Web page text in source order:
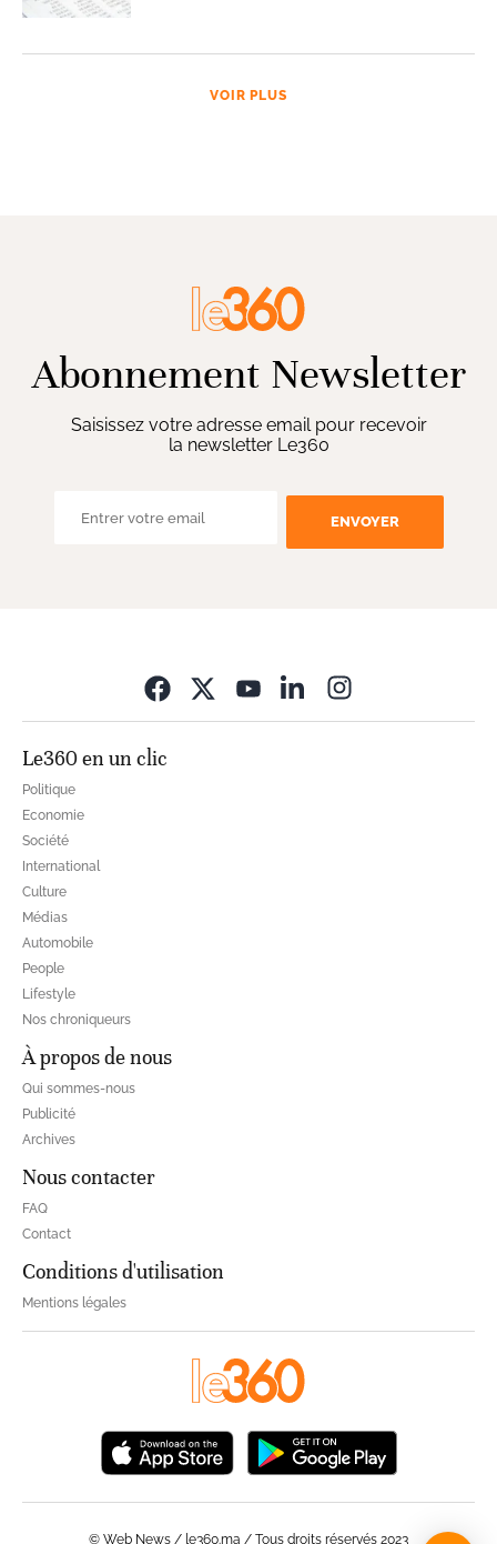
VOIR PLUS
Abonnement Newsletter
Saisissez votre adresse email pour recevoir
la newsletter Le360
ENVOYER
Le360 en un clic
Politique
Economie
Société
International
Culture
Médias
Automobile
People
Lifestyle
Nos chroniqueurs
À propos de nous
Qui sommes-nous
Publicité
Archives
Nous contacter
FAQ
Contact
Conditions d'utilisation
Mentions légales
© Web News / le360.ma / Tous droits réservés 2023